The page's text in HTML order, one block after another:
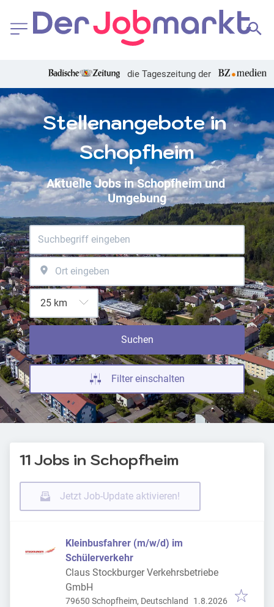
die Tageszeitung der
Stellenangebote in
Schopfheim
Aktuelle Jobs in Schopfheim und
Umgebung
Suchen
Filter einschalten
11 Jobs in Schopfheim
Jetzt Job-Update aktivieren!
Kleinbusfahrer (m/w/d) im
Schülerverkehr
Claus Stockburger Verkehrsbetriebe
GmbH
79650 Schopfheim, Deutschland Veröffentlicht:
1.8.2026